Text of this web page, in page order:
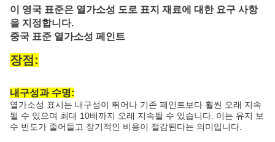
이 영국 표준은 열가소성 도로 표지 재료에 대한 요구 사항
을 지정합니다.
중국 표준 열가소성 페인트
장점:
내구성과 수명:
열가소성 표시는 내구성이 뛰어나 기존 페인트보다 훨씬 오래 지속
될 수 있으며 최대 10배까지 오래 지속될 수 있습니다. 이는 유지 보
수 빈도가 줄어들고 장기적인 비용이 절감된다는 의미입니다.